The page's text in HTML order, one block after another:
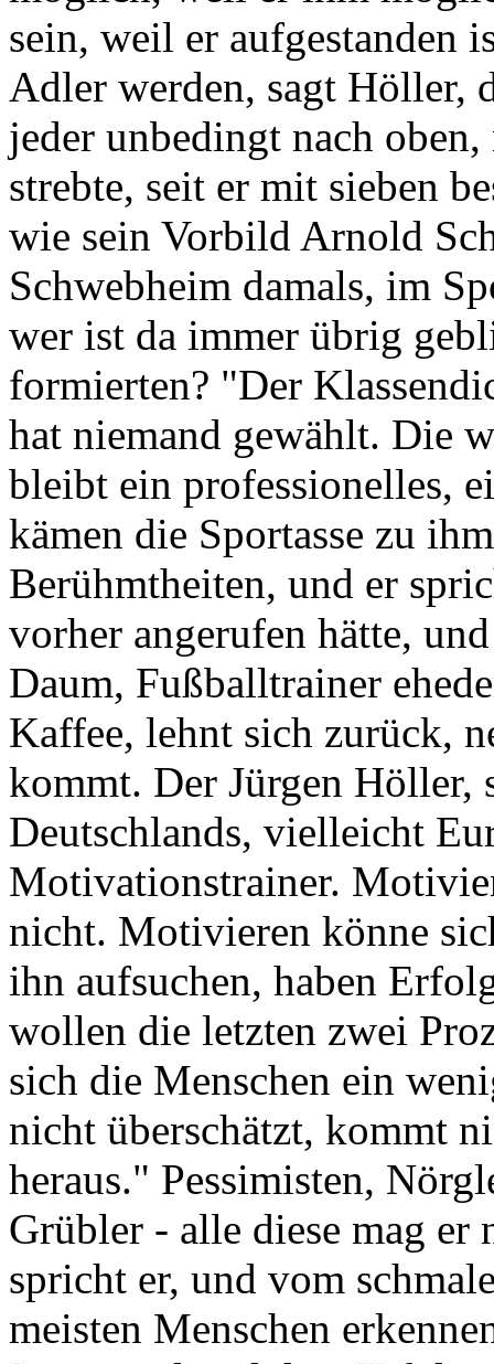
sein, weil er aufgestanden
Adler werden, sagt Höller,
jeder unbedingt nach
strebte, seit er mit sieben
wie sein Vorbild Arnold
Schwebheim damals, im
wer ist da immer übrig
formierten? "Der
hat niemand gewählt. Die
bleibt ein professionelles,
kämen die Sportasse zu
Berühmtheiten, und er
vorher angerufen hätte,
Daum, Fußballtrainer
Kaffee, lehnt sich zurück,
kommt. Der Jürgen Höller,
Deutschlands, vielleicht
Motivationstrainer.
nicht. Motivieren könne
ihn aufsuchen, haben
wollen die letzten zwei
sich die Menschen ein
nicht überschätzt, kommt
heraus." Pessimisten,
Grübler - alle diese mag
spricht er, und vom
meisten Menschen